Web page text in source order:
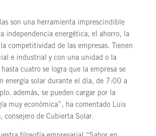
son una herramienta imprescindible
independencia energética, el ahorro, la
competitividad de las empresas. Tienen
e industrial y con una unidad o la
cuatro se logra que la empresa se
energía solar durante el día, de 7:00 a
además, se pueden cargar por la
muy económica”, ha comentado Luis
consejero de Cubierta Solar.